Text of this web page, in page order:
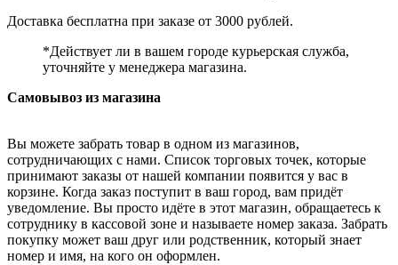
Доставка бесплатна при заказе от 3000 рублей.
*Действует ли в вашем городе курьерская служба,
уточняйте у менеджера магазина.
Самовывоз из магазина
Вы можете забрать товар в одном из магазинов,
сотрудничающих с нами. Список торговых точек, которые
принимают заказы от нашей компании появится у вас в
корзине. Когда заказ поступит в ваш город, вам придёт
уведомление. Вы просто идёте в этот магазин, обращаетесь к
сотруднику в кассовой зоне и называете номер заказа. Забрать
покупку может ваш друг или родственник, который знает
номер и имя, на кого он оформлен.